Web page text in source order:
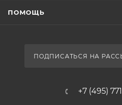
ПОМОЩЬ
ПОДПИСАТЬСЯ НА
+7 (495)